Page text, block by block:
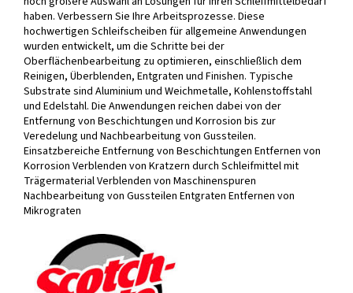
haben. Verbessern Sie Ihre Arbeitsprozesse. Diese
hochwertigen Schleifscheiben für allgemeine Anwendungen
wurden entwickelt, um die Schritte bei der
Oberflächenbearbeitung zu optimieren, einschließlich dem
Reinigen, Überblenden, Entgraten und Finishen. Typische
Substrate sind Aluminium und Weichmetalle, Kohlenstoffstahl
und Edelstahl. Die Anwendungen reichen dabei von der
Entfernung von Beschichtungen und Korrosion bis zur
Veredelung und Nachbearbeitung von Gussteilen.
Einsatzbereiche Entfernung von Beschichtungen Entfernen von
Korrosion Verblenden von Kratzern durch Schleifmittel mit
Trägermaterial Verblenden von Maschinenspuren
Nachbearbeitung von Gussteilen Entgraten Entfernen von
Mikrograten